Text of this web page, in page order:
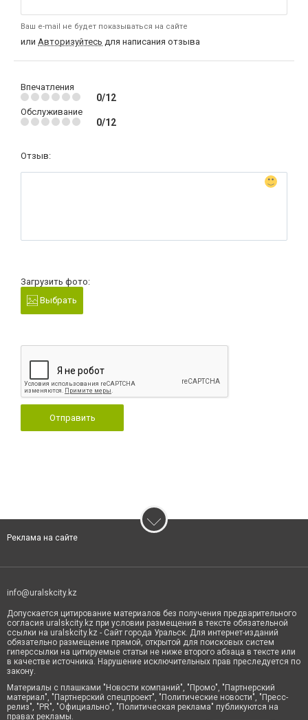
Ваш e-mail не будет показываться на сайте
или Авторизуйтесь для написания отзыва
Впечатления
0/12
Обслуживание
0/12
Отзыв:
Загрузить фото:
Выбрать
Отправить
Реклама на сайте
info@uralskcity.kz
Допускается цитирование материалов без получения предварительного
согласия uralskcity.kz при условии размещения в тексте обязательной
ссылки на uralskcity.kz - Сайт города Уральск. Для интернет-изданий
обязательно размещение прямой, открытой для поисковых систем
гиперссылки на цитируемые статьи не ниже второго абзаца в тексте или
в качестве источника. Нарушение исключительных прав преследуется по
закону.
Материалы с плашками "Новости компаний", "Промо", "Партнерский
материал", "Партнерский спецпроект", "Политические новости", "Пресс-
релиз", "PR", "Официально", "Политическая реклама" публикуются на
правах рекламы.